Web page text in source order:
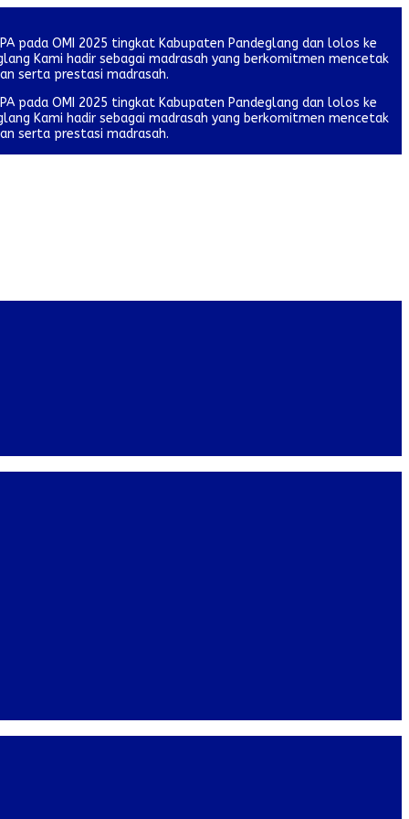
pada OMI 2025 tingkat Kabupaten Pandeglang dan lolos ke
Kami hadir sebagai madrasah yang berkomitmen mencetak
serta prestasi madrasah.
pada OMI 2025 tingkat Kabupaten Pandeglang dan lolos ke
Kami hadir sebagai madrasah yang berkomitmen mencetak
serta prestasi madrasah.